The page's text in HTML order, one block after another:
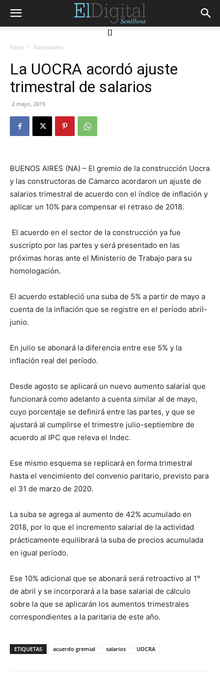
[]
Inicio Nacionales
La UOCRA acordó ajuste
trimestral de salarios
2 mayo, 2019
BUENOS AIRES (NA) – El gremio de la construcción Uocra
y las constructoras de Camarco acordaron un ajuste de
salarios trimestral de acuerdo con el índice de inflación y
aplicar un 10% para compensar el retraso de 2018.
El acuerdo en el sector de la construcción ya fue
suscripto por las partes y será presentado en las
próximas horas ante el Ministerio de Trabajo para su
homologación.
El acuerdo estableció una suba de 5% a partir de mayo a
cuenta de la inflación que se registre en el período abril-
junio.
En julio se abonará la diferencia entre ese 5% y la
inflación real del período.
Desde agosto se aplicará un nuevo aumento salarial que
funcionará como adelanto a cuenta similar al de mayo,
cuyo porcentaje se definirá entre las partes, y que se
ajustará al cumplirse el trimestre julio-septiembre de
acuerdo al IPC que releva el Indec.
Ese mismo esquema se replicará en forma trimestral
hasta el vencimiento del convenio paritario, previsto para
el 31 de marzo de 2020.
La suba se agrega al aumento de 42% acumulado en
2018, por lo que el incremento salarial de la actividad
prácticamente equilibrará la suba de precios acumulada
en igual período.
Ese 10% adicional que se abonará será retroactivo al 1°
de abril y se incorporará a la base salarial de cálculo
sobre la que se aplicarán los aumentos trimestrales
correspondientes a la paritaria de este año.
ETIQUETAS acuerdo gremial salarios UOCRA